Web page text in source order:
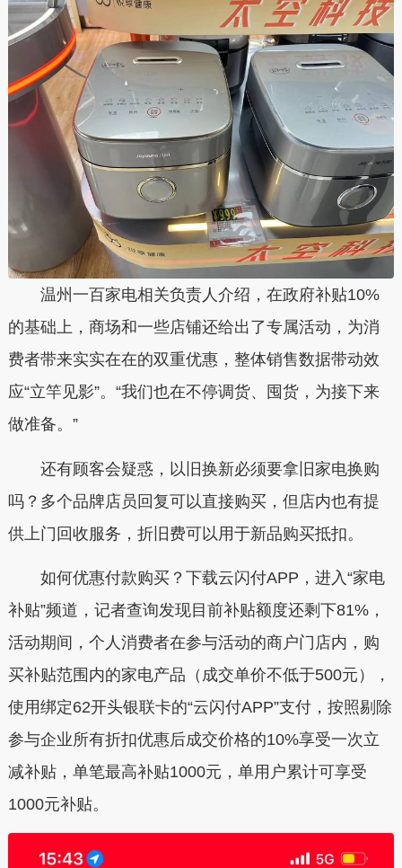
温州一百家电相关负责人介绍，在政府补贴10%
的基础上，商场和一些店铺还给出了专属活动，为消
费者带来实实在在的双重优惠，整体销售数据带动效
应“立竿见影”。“我们也在不停调货、囤货，为接下来
做准备。”
还有顾客会疑惑，以旧换新必须要拿旧家电换购
吗？多个品牌店员回复可以直接购买，但店内也有提
供上门回收服务，折旧费可以用于新品购买抵扣。
如何优惠付款购买？下载云闪付APP，进入“家电
补贴”频道，记者查询发现目前补贴额度还剩下81%，
活动期间，个人消费者在参与活动的商户门店内，购
买补贴范围内的家电产品（成交单价不低于500元），
使用绑定62开头银联卡的“云闪付APP”支付，按照剔除
参与企业所有折扣优惠后成交价格的10%享受一次立
减补贴，单笔最高补贴1000元，单用户累计可享受
1000元补贴。